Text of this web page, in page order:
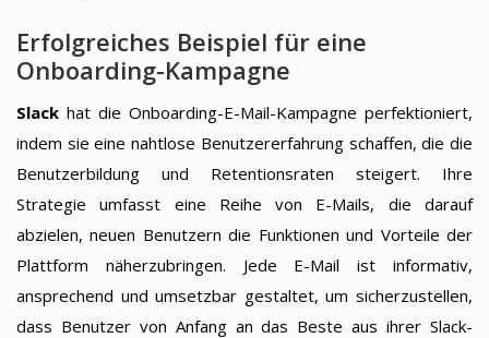
Erfolgreiches Beispiel für eine
Onboarding-Kampagne
Slack hat die Onboarding-E-Mail-Kampagne perfektioniert,
indem sie eine nahtlose Benutzererfahrung schaffen, die die
Benutzerbildung und Retentionsraten steigert. Ihre
Strategie umfasst eine Reihe von E-Mails, die darauf
abzielen, neuen Benutzern die Funktionen und Vorteile der
Plattform näherzubringen. Jede E-Mail ist informativ,
ansprechend und umsetzbar gestaltet, um sicherzustellen,
dass Benutzer von Anfang an das Beste aus ihrer Slack-